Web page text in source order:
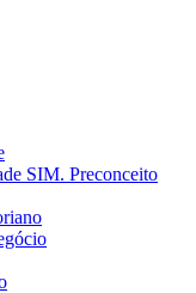
SIM. Preconceito